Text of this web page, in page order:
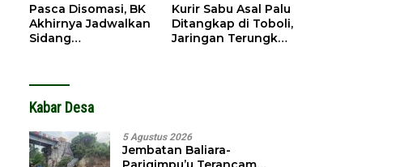
Pasca Disomasi, BK
Akhirnya Jadwalkan
Sidang
Kurir Sabu Asal Palu
Ditangkap di Toboli,
Jaringan Terungkap
Kabar Desa
5 Agustus 2026
Jembatan Baliara-